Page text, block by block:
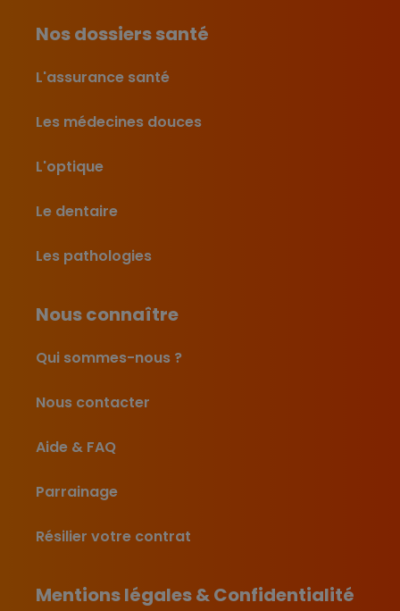
Nos dossiers santé
L'assurance santé
Les médecines douces
L'optique
Le dentaire
Les pathologies
Nous connaître
Qui sommes-nous ?
Nous contacter
Aide & FAQ
Parrainage
Résilier votre contrat
Mentions légales & Confidentialité